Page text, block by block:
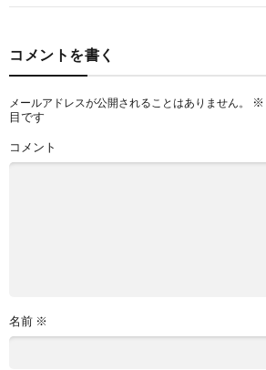
コメントを書く
メールアドレスが公開されることはありません。 ※
目です
コメント
名前 ※